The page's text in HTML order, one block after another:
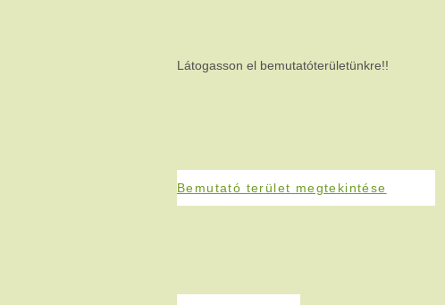
Látogasson el bemutatóterületünkre!!
Bemutató terület megtekintése